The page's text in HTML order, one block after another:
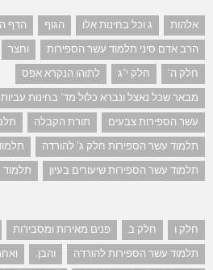
אלהות ג וכל בחינות אלו הגוף הדף
הרב אדם סיני תלמוד עשר הספירות
וחצר
חלק ה'
חלק י"ג
לתוהו הנקרא אפס
מבאר שכל נאצל ונברא כלול מד' בחינות
עשר הספירות צבעים
תורת הקבלה
תלמוד עשר הספירות חלק ג' להורדה
תלמוד עשר הספירות שיעורים בעיון
תלמוד
חלק ו חלק ב פנים מאירות ומסבירות
תלמוד עשר הספירות להורדה
והבן.